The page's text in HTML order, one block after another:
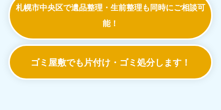
札幌市中央区で遺品整理・生前整理も同時にご相談可
能！
ゴミ屋敷でも 片付け・ゴミ処分します！